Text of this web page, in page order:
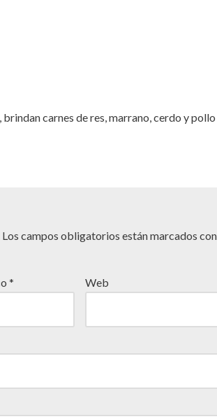
carnes de res, marrano, cerdo y pollo
Los campos obligatorios están marcados con
* Web